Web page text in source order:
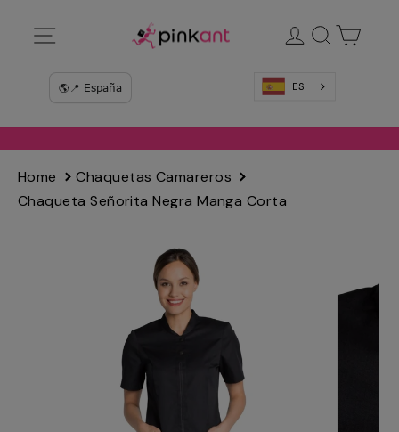
directamente
Ingresar
Buscar
ES
Home
Chaquetas Camareros
Chaqueta Señorita Negra Manga Corta